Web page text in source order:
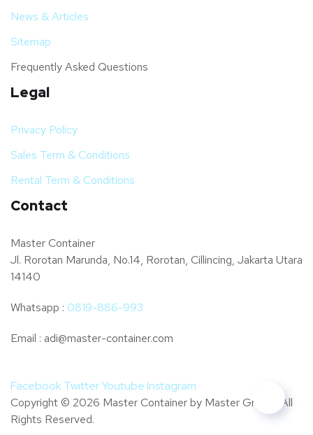
News & Articles
Sitemap
Frequently Asked Questions
Legal
Privacy Policy
Sales Term & Conditions
Rental Term & Conditions
Contact
Master Container
Jl. Rorotan Marunda, No.14, Rorotan, Cillincing, Jakarta Utara
14140
Whatsapp : 0819-886-993
Email : adi@master-container.com
FacebookTwitterYoutube Instagram
Copyright © 2026 Master Container by Master Group . All
Rights Reserved.